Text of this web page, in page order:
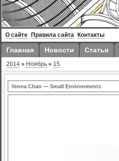
О сайте Правила сайта Контакты
Главная Новости Статьи
2014 » Ноябрь » 15
Yenna Chan — Small Environments